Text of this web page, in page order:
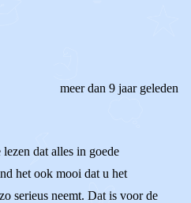
meer dan 9 jaar geleden
dat alles in goede
het ook mooi dat u het
serieus neemt. Dat is voor de